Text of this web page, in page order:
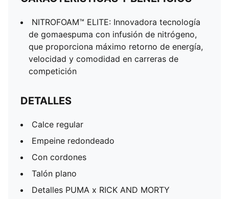
NITROFOAM™ ELITE: Innovadora tecnología
de gomaespuma con infusión de nitrógeno,
que proporciona máximo retorno de energía,
velocidad y comodidad en carreras de
competición
DETALLES
Calce regular
Empeine redondeado
Con cordones
Talón plano
Detalles PUMA x RICK AND MORTY